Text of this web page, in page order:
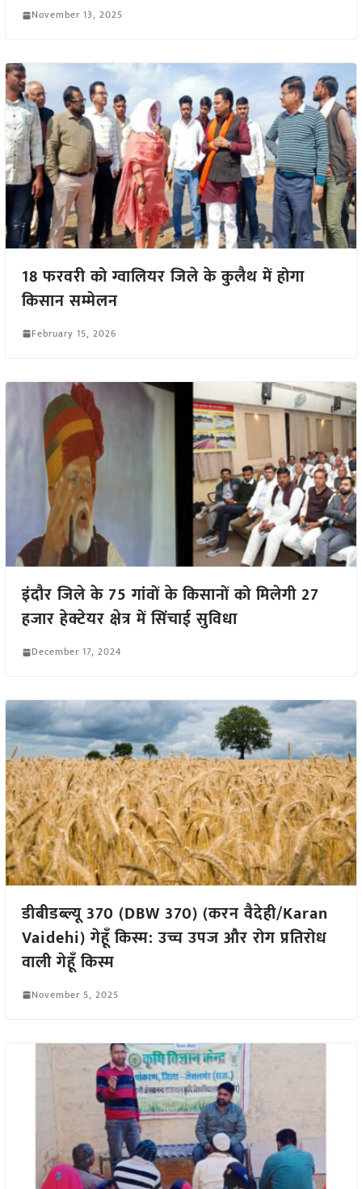
November 13, 2025
18 फरवरी को ग्वालियर जिले के कुलैथ में होगा
किसान सम्मेलन
February 15, 2026
इंदौर जिले के 75 गांवों के किसानों को मिलेगी 27
हजार हेक्टेयर क्षेत्र में सिंचाई सुविधा
December 17, 2024
डीबीडब्ल्यू 370 (DBW 370) (करन वैदेही/Karan
Vaidehi) गेहूँ किस्म: उच्च उपज और रोग प्रतिरोध
वाली गेहूँ किस्म
November 5, 2025